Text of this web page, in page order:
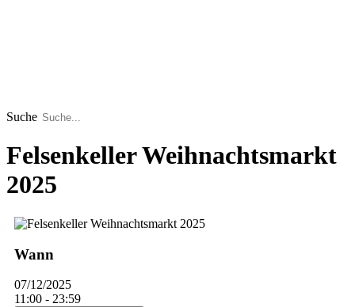
Suche
Felsenkeller Weihnachtsmarkt
2025
Wann
07/12/2025
11:00 - 23:59